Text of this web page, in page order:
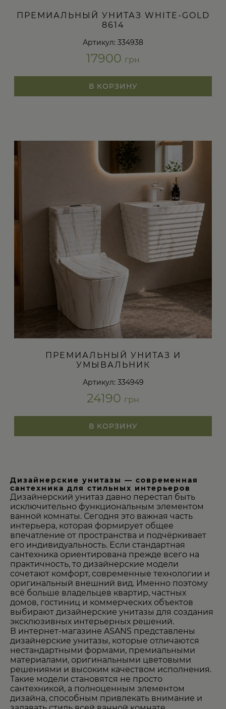
ПРЕМИАЛЬНЫЙ УНИТАЗ WHITE-GOLD
8614
Артикул: 334938
17900 грн
В КОРЗИНУ
ПРЕМИАЛЬНЫЙ УНИТАЗ И
УМЫВАЛЬНИК
Артикул: 334949
24190 грн
В КОРЗИНУ
Дизайнерские унитазы — современная
сантехника для стильных интерьеров
Дизайнерский унитаз давно перестал быть
исключительно функциональным элементом
ванной комнаты. Сегодня это важная часть
интерьера, которая формирует общее
впечатление от пространства и подчёркивает
его индивидуальность. Если стандартная
сантехника ориентирована прежде всего на
практичность, то дизайнерские модели
сочетают комфорт, современные технологии и
оригинальный внешний вид. Именно поэтому
всё больше владельцев квартир, частных
домов, гостиниц и коммерческих объектов
выбирают дизайнерские унитазы для создания
эксклюзивных интерьерных решений.
В интернет-магазине ASANS представлены
дизайнерские унитазы, которые отличаются
нестандартными формами, премиальными
материалами, оригинальными цветовыми
решениями и высоким качеством исполнения.
Такие модели становятся не просто
сантехникой, а полноценным элементом
дизайна, способным привлекать внимание и